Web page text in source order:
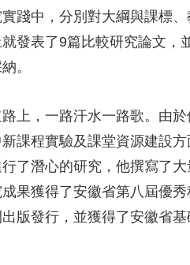
踐中，分別對大綱與課標
發表了9篇比較研究論文
。
上，一路汗水一路歌。由
課程實驗及課堂資源建設
了潛心的研究，他撰寫了
果獲得了安徽省第八屆優
版發行，並獲得了安徽省